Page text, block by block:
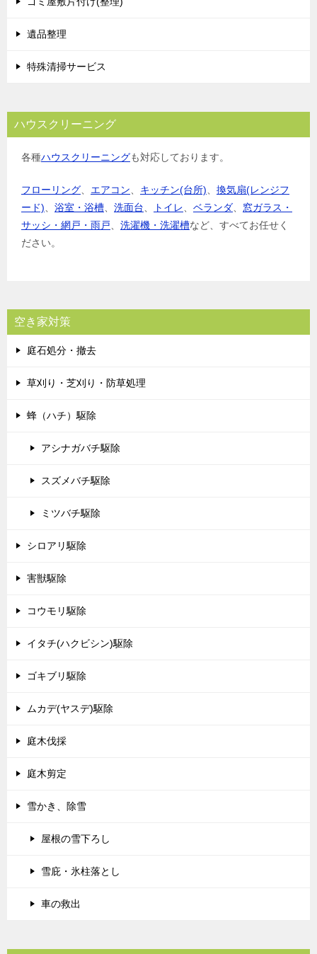
遺品整理
特殊清掃サービス
ハウスクリーニング
各種ハウスクリーニングも対応しております。
フローリング エアコン キッチン(台所)
換気扇(レンジフ
ード)
浴室・浴槽 洗面台 トイレ ベランダ
窓ガラス・
サッシ・網戸・雨戸
洗濯機・洗濯槽など、すべてお任せく
ださい。
空き家対策
庭石処分・撤去
草刈り・芝刈り・防草処理
蜂（ハチ）駆除
アシナガバチ駆除
スズメバチ駆除
ミツバチ駆除
シロアリ駆除
害獣駆除
コウモリ駆除
イタチ(ハクビシン)駆除
ゴキブリ駆除
ムカデ(ヤスデ)駆除
庭木伐採
庭木剪定
雪かき、除雪
屋根の雪下ろし
雪庇・氷柱落とし
車の救出